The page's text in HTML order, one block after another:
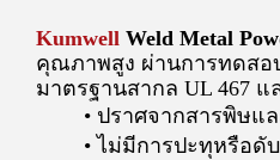
Kumwell Weld Metal
คุณภาพสูง ผ่านการทดสอ
มาตรฐานสากล UL 467 แ
ปราศจากสารพิษแ
ไม่มีการปะทุหรือดั